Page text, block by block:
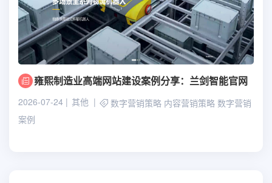
雍熙制造业高端网站建设案例分享：兰剑智能官网
2026-07-24 其他 数字营销策略 内容营销策略 数字营销
案例